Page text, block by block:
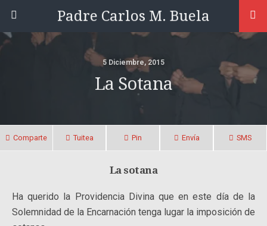
Padre Carlos M. Buela
5 Diciembre, 2015
La Sotana
Comparte Tuitea Pin Envía SMS
La sotana
Ha querido la Providencia Divina que en este día de la
Solemnidad de la Encarnación tenga lugar la imposición de